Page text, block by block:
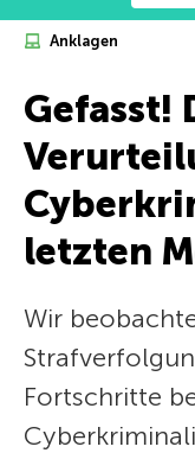
Anklagen
Gefasst!
letzten
Wir
Fortschritte